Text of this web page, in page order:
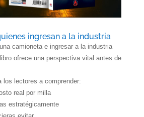
ingresan a la industria
camioneta e ingresar a la industria
ofrece una perspectiva vital antes de
los lectores a comprender:
real por milla
estratégicamente